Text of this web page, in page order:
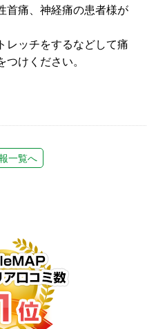
首痛、神経痛の患者様が
レッチをするなどして痛
けください。
一覧へ